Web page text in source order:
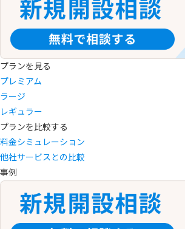
プランを見る
プレミアム
ラージ
レギュラー
プランを比較する
料金シミュレーション
他社サービスとの比較
事例